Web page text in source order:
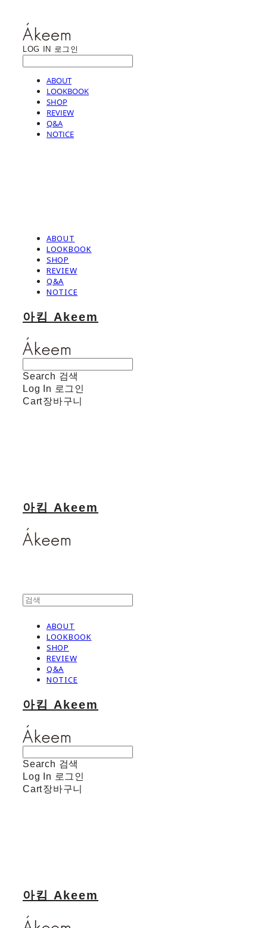
LOG IN 로그인
ABOUT
LOOKBOOK
SHOP
REVIEW
Q&A
NOTICE
ABOUT
LOOKBOOK
SHOP
REVIEW
Q&A
NOTICE
아킴 Akeem
Search 검색
Log In 로그인
Cart장바구니
아킴 Akeem
ABOUT
LOOKBOOK
SHOP
REVIEW
Q&A
NOTICE
아킴 Akeem
Search 검색
Log In 로그인
Cart장바구니
아킴 Akeem